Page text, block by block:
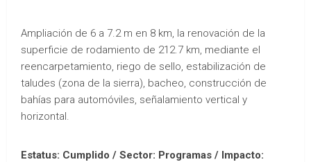
Ampliación de 6 a 7.2 m en 8 km, la renovación de la
superficie de rodamiento de 212.7 km, mediante el
reencarpetamiento, riego de sello, estabilización de
taludes (zona de la sierra), bacheo, construcción de
bahías para automóviles, señalamiento vertical y
horizontal.
Estatus: Cumplido / Sector: Programas / Impacto: